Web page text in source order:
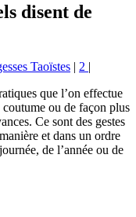
disent de
Taoïstes | 2 |
que l’on effectue
ou de façon plus
Ce sont des gestes
et dans un ordre
de l’année ou de